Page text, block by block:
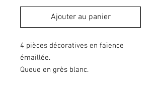
Ajouter au panier
4 pièces décoratives en faïence
émaillée.
Queue en grès blanc.